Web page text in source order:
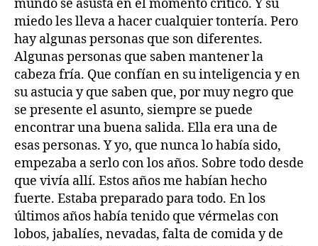
mundo se asusta en el momento crítico. Y su
miedo les lleva a hacer cualquier tontería. Pero
hay algunas personas que son diferentes.
Algunas personas que saben mantener la
cabeza fría. Que confían en su inteligencia y en
su astucia y que saben que, por muy negro que
se presente el asunto, siempre se puede
encontrar una buena salida. Ella era una de
esas personas. Y yo, que nunca lo había sido,
empezaba a serlo con los años. Sobre todo desde
que vivía allí. Estos años me habían hecho
fuerte. Estaba preparado para todo. En los
últimos años había tenido que vérmelas con
lobos, jabalíes, nevadas, falta de comida y de